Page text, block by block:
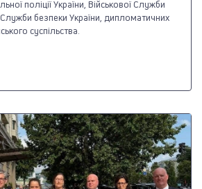
поліції України, Військової Служби
безпеки України, дипломатичних
суспільства.